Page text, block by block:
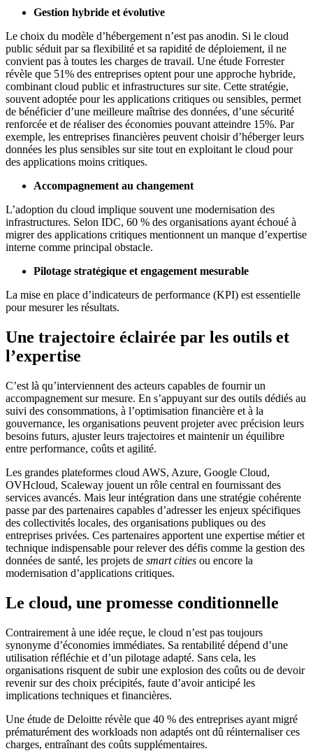
Gestion hybride et évolutive
Le choix du modèle d’hébergement n’est pas anodin. Si le cloud
public séduit par sa flexibilité et sa rapidité de déploiement, il ne
convient pas à toutes les charges de travail. Une étude Forrester
révèle que 51% des entreprises optent pour une approche hybride,
combinant cloud public et infrastructures sur site. Cette stratégie,
souvent adoptée pour les applications critiques ou sensibles, permet
de bénéficier d’une meilleure maîtrise des données, d’une sécurité
renforcée et de réaliser des économies pouvant atteindre 15%. Par
exemple, les entreprises financières peuvent choisir d’héberger leurs
données les plus sensibles sur site tout en exploitant le cloud pour
des applications moins critiques.
Accompagnement au changement
L’adoption du cloud implique souvent une modernisation des
infrastructures. Selon IDC, 60 % des organisations ayant échoué à
migrer des applications critiques mentionnent un manque d’expertise
interne comme principal obstacle.
Pilotage stratégique et engagement mesurable
La mise en place d’indicateurs de performance (KPI) est essentielle
pour mesurer les résultats.
Une trajectoire éclairée par les outils et
l’expertise
C’est là qu’interviennent des acteurs capables de fournir un
accompagnement sur mesure. En s’appuyant sur des outils dédiés au
suivi des consommations, à l’optimisation financière et à la
gouvernance, les organisations peuvent projeter avec précision leurs
besoins futurs, ajuster leurs trajectoires et maintenir un équilibre
entre performance, coûts et agilité.
Les grandes plateformes cloud AWS, Azure, Google Cloud,
OVHcloud, Scaleway jouent un rôle central en fournissant des
services avancés. Mais leur intégration dans une stratégie cohérente
passe par des partenaires capables d’adresser les enjeux spécifiques
des collectivités locales, des organisations publiques ou des
entreprises privées. Ces partenaires apportent une expertise métier et
technique indispensable pour relever des défis comme la gestion des
données de santé, les projets de smart cities ou encore la
modernisation d’applications critiques.
Le cloud, une promesse conditionnelle
Contrairement à une idée reçue, le cloud n’est pas toujours
synonyme d’économies immédiates. Sa rentabilité dépend d’une
utilisation réfléchie et d’un pilotage adapté. Sans cela, les
organisations risquent de subir une explosion des coûts ou de devoir
revenir sur des choix précipités, faute d’avoir anticipé les
implications techniques et financières.
Une étude de Deloitte révèle que 40 % des entreprises ayant migré
prématurément des workloads non adaptés ont dû réinternaliser ces
charges, entraînant des coûts supplémentaires.